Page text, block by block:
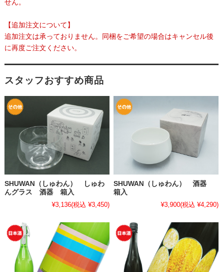
せん。
【追加注文について】
追加注文は承っておりません。同梱をご希望の場合はキャンセル後
に再度ご注文ください。
スタッフおすすめ商品
SHUWAN（しゅわん） しゅわ
んグラス 酒器 箱入
¥3,136(税込 ¥3,450)
SHUWAN（しゅわん） 酒器
箱入
¥3,900(税込 ¥4,290)